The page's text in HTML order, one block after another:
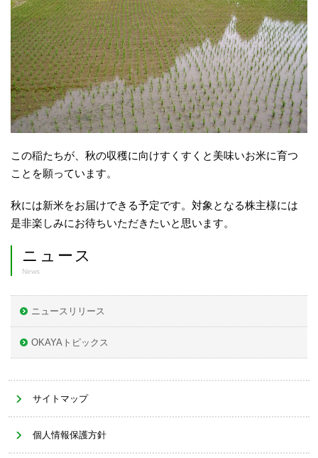
この稲たちが、秋の収穫に向けすくすくと美味いお米に育つ
ことを願っています。
秋には新米をお届けできる予定です。対象となる株主様には
是非楽しみにお待ちいただきたいと思います。
ニュース
News
ニュースリリース
OKAYAトピックス
サイトマップ
個人情報保護方針